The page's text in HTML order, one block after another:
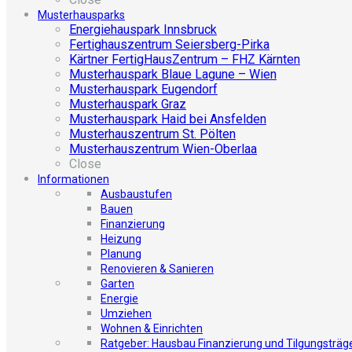
Musterhausparks
Energiehauspark Innsbruck
Fertighauszentrum Seiersberg-Pirka
Kärtner FertigHausZentrum – FHZ Kärnten
Musterhauspark Blaue Lagune – Wien
Musterhauspark Eugendorf
Musterhauspark Graz
Musterhauspark Haid bei Ansfelden
Musterhauszentrum St. Pölten
Musterhauszentrum Wien-Oberlaa
Close
Informationen
Ausbaustufen
Bauen
Finanzierung
Heizung
Planung
Renovieren & Sanieren
Garten
Energie
Umziehen
Wohnen & Einrichten
Ratgeber: Hausbau Finanzierung und